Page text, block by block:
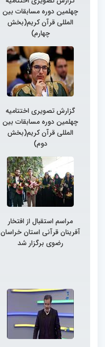
چهلمین دوره مسابقات بین
المللی قرآن کریم(بخش
چهارم)
گزارش تصویری اختتامیه
چهلمین دوره مسابقات بین
المللی قرآن کریم(بخش
دوم)
مراسم استقبال از افتخار
آفرینان قرآنی استان خراسان
رضوی برگزار شد